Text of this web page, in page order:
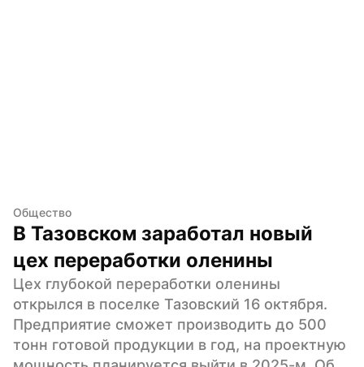
Общество
В Тазовском заработал новый
цех переработки оленины
Цех глубокой переработки оленины
открылся в поселке Тазовский 16 октября.
Предприятие сможет производить до 500
тонн готовой продукции в год, на проектную